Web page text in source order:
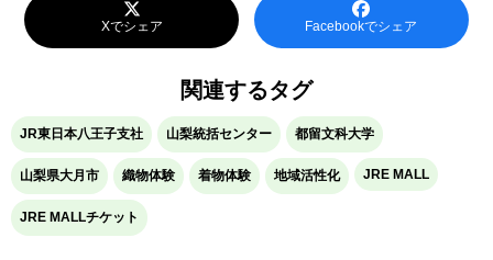
Xでシェア Facebookでシェア
関連するタグ
JR東日本八王子支社 山梨統括センター 都留文科大学
山梨県大月市 織物体験 着物体験 地域活性化 JRE MALL
JRE MALLチケット